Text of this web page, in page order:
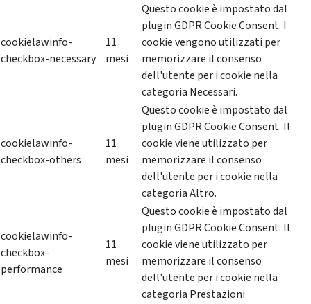
cookielawinfo-
checkbox-necessary
11
mesi
Questo cookie è impostato dal
plugin GDPR Cookie Consent. I
cookie vengono utilizzati per
memorizzare il consenso
dell'utente per i cookie nella
categoria Necessari.
cookielawinfo-
checkbox-others
11
mesi
Questo cookie è impostato dal
plugin GDPR Cookie Consent. Il
cookie viene utilizzato per
memorizzare il consenso
dell'utente per i cookie nella
categoria Altro.
cookielawinfo-
checkbox-
performance
11
mesi
Questo cookie è impostato dal
plugin GDPR Cookie Consent. Il
cookie viene utilizzato per
memorizzare il consenso
dell'utente per i cookie nella
categoria Prestazioni